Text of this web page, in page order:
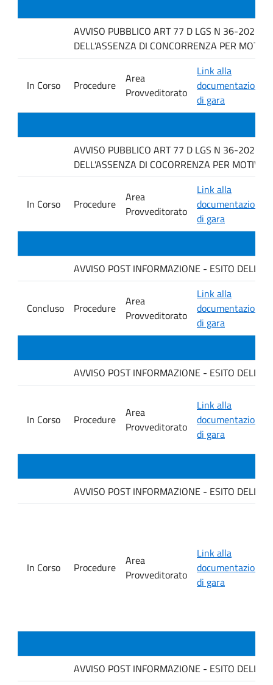
AVVISO PUBBLICO ART 77 D LGS N 36-2023
DELL'ASSENZA DI CONCORRENZA PER
In Corso Procedure
Area
Provveditorato
Link alla
documentazione
di gara
AVVISO PUBBLICO ART 77 D LGS N 36-2023
DELL'ASSENZA DI COCORRENZA PER MOTIVI
In Corso Procedure
Area
Provveditorato
Link alla
documentazione
di gara
AVVISO POST INFORMAZIONE - ESITO
Concluso Procedure
Area
Provveditorato
Link alla
documentazione
di gara
AVVISO POST INFORMAZIONE - ESITO
In Corso Procedure
Area
Provveditorato
Link alla
documentazione
di gara
AVVISO POST INFORMAZIONE - ESITO
In Corso Procedure
Area
Provveditorato
Link alla
documentazione
di gara
AVVISO POST INFORMAZIONE - ESITO